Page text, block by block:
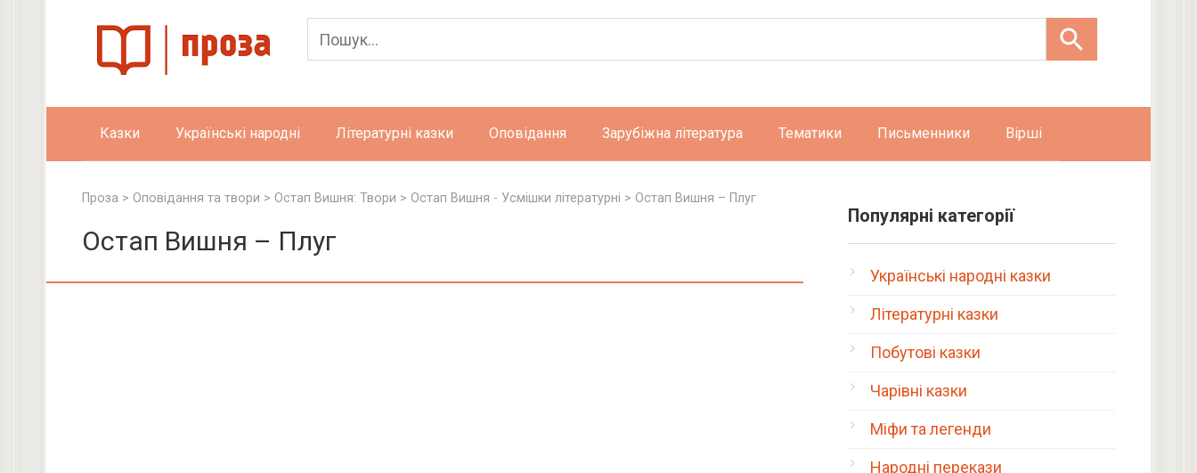
Казки Українські народні Літературні казки Оповідання Зарубіжна література Тематики Письменники Вірші
Проза > Оповідання та твори > Остап Вишня: Твори > Остап Вишня - Усмішки літературні > Остап Вишня – Плуг
Остап Вишня – Плуг
Популярні категорії
Українські народні казки
Літературні казки
Побутові казки
Чарівні казки
Міфи та легенди
Народні перекази